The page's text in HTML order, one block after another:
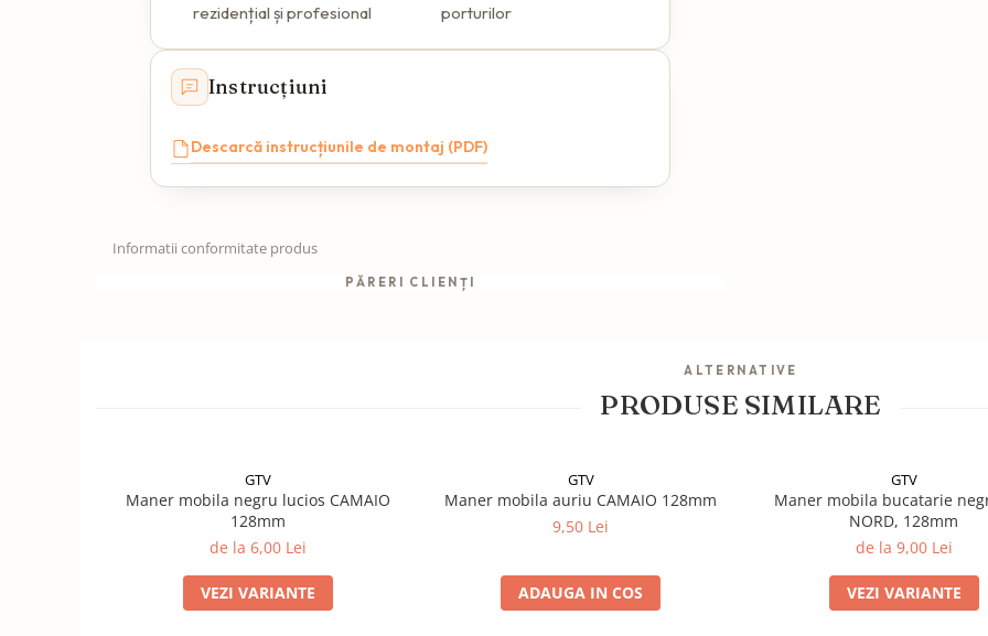
rezidențial și profesional
porturilor
Instrucțiuni
Descarcă instrucțiunile de montaj (PDF)
Informatii conformitate produs
PĂRERI CLIENȚI
ALTERNATIVE
PRODUSE SIMILARE
GTV
Maner mobila negru lucios CAMAIO
128mm
de la 6,00 Lei
VEZI VARIANTE
GTV
Maner mobila auriu CAMAIO 128mm
9,50 Lei
ADAUGA IN COS
GTV
Maner mobila bucatarie
NORD, 128mm
de la 9,00 Lei
VEZI VARIANTE